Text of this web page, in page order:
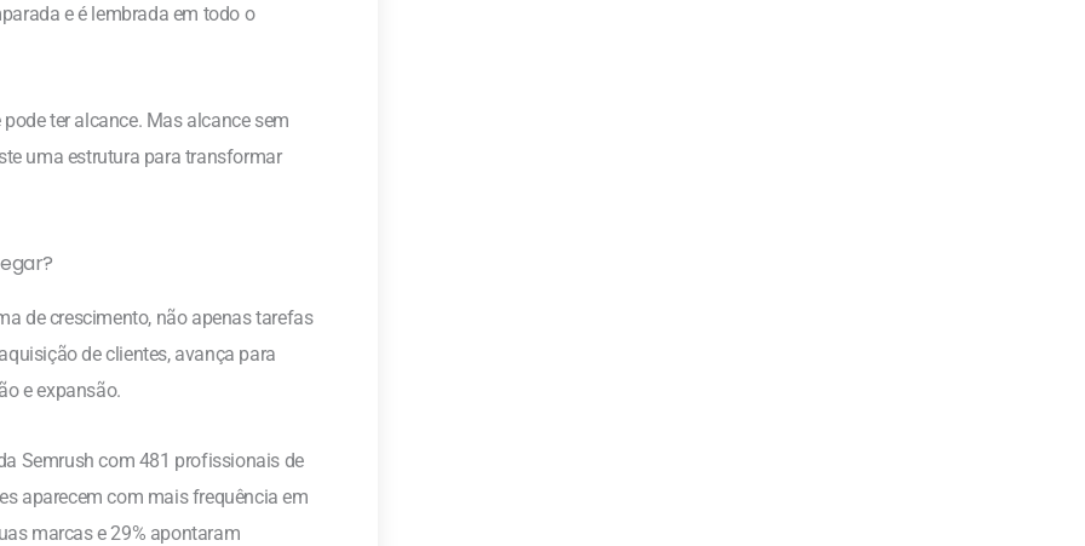
e é lembrada em todo o
ter alcance. Mas alcance sem
uma estrutura para transformar
de crescimento, não apenas tarefas
de clientes, avança para
e expansão.
Semrush com 481 profissionais de
aparecem com mais frequência em
marcas e 29% apontaram